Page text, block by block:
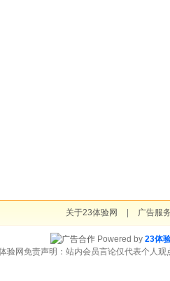
关于23体验网 广告服
Powered by 23体
验网免责声明：站内会员言论仅代表个人